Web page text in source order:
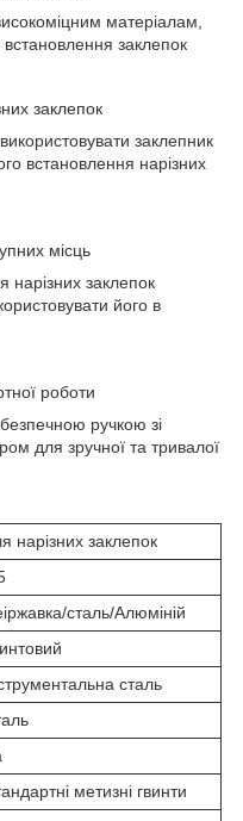
матеріалам,
заклепок
заклепок
заклепник
встановлення нарізних
місць
нарізних заклепок
його в
роботи
ручкою зі
для зручної та тривалої
нарізних заклепок
сталь/Алюміній
сталь
метизні гвинти